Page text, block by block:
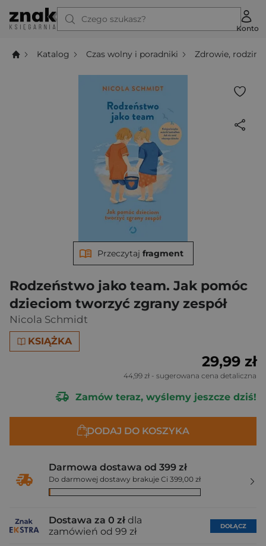
Czego szukasz?
Konto
Katalog Czas wolny i poradniki Zdrowie,
Rodzeństwo jako team. Jak pomóc
dzieciom tworzyć zgrany zespół
Nicola Schmidt
KSIĄŻKA
Przeczytaj fragment
29,99 zł
44,99 zł - sugerowana cena detaliczna
Zamów teraz, wyślemy jeszcze dziś!
DODAJ DO KOSZYKA
Darmowa dostawa od 399 zł
Do darmowej dostawy brakuje Ci 399,00 zł
Dostawa za 0 zł dla
zamówień od 99 zł
DOŁĄCZ